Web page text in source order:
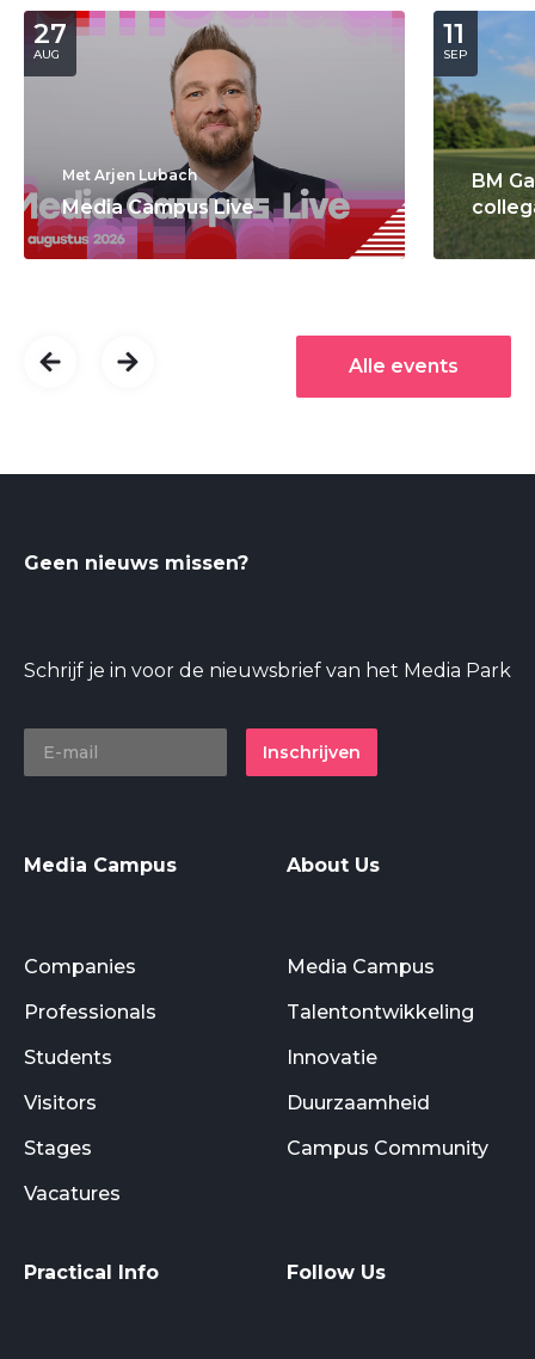
27
AUG
Met Arjen Lubach
Media Campus Live
11
SEP
BM
Alle events
Geen nieuws missen?
Schrijf je in voor de nieuwsbrief van het Media Park
Inschrijven
Media Campus
Companies
Professionals
Students
Visitors
Stages
Vacatures
About Us
Media Campus
Talentontwikkeling
Innovatie
Duurzaamheid
Campus Community
Practical Info Follow Us